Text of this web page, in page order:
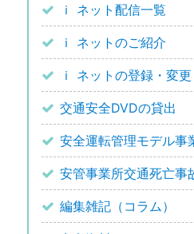
ｉ ネット配信一覧
ｉ ネットのご紹介
ｉ ネットの登録・変更
交通安全DVDの貸出
安全運転管理モデル事
安管事業所交通死亡事
編集雑記（コラム）